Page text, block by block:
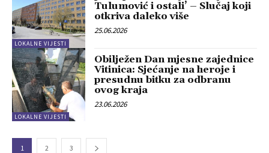
LOKALNE VIJESTI
Tulumović i ostali’ – Slučaj koji
otkriva daleko više
25.06.2026
LOKALNE VIJESTI
Obilježen Dan mjesne zajednice
Vitinica: Sjećanje na heroje i
presudnu bitku za odbranu
ovog kraja
23.06.2026
1 2 3